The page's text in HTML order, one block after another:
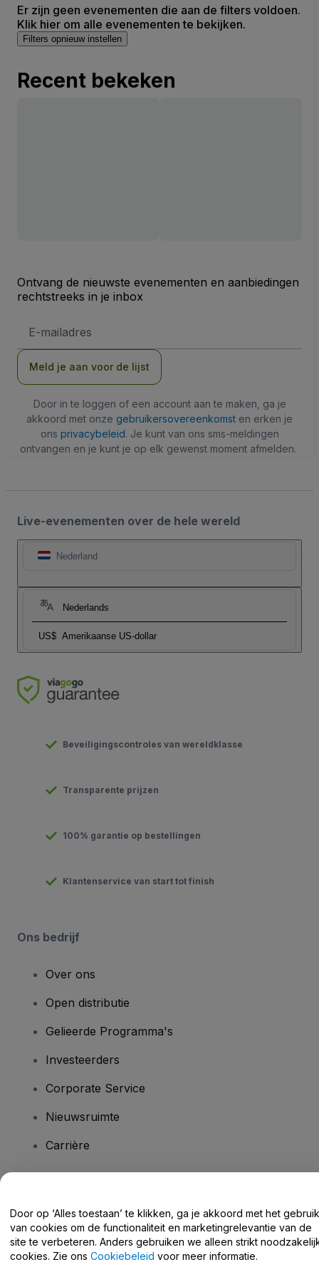
Er zijn geen evenementen die aan de filters voldoen.
Klik hier om alle evenementen te bekijken.
Filters opnieuw instellen
Recent bekeken
Ontvang de nieuwste evenementen en aanbiedingen
rechtstreeks in je inbox
mailadres
Meld je aan voor de lijst
Door in te loggen of een account aan te maken, ga je
akkoord met onze gebruikersovereenkomst en erken je
ons privacybeleid. Je kunt van ons sms-meldingen
ontvangen en je kunt je op elk gewenst moment afmelden.
Live-evenementen over de hele wereld
Nederland
Nederlands
US$ Amerikaanse US-dollar
Beveiligingscontroles van wereldklasse
Transparente prijzen
100% garantie op bestellingen
Klantenservice van start tot finish
Ons bedrijf
Over ons
Open distributie
Gelieerde Programma's
Investeerders
Corporate Service
Nieuwsruimte
Carrière
Helpcentrum / Neem Contact Met Ons Op
Door op ‘Alles toestaan’ te klikken, ga je akkoord met het gebruik
van cookies om de functionaliteit en marketingrelevantie van de
site te verbeteren. Anders gebruiken we alleen strikt
cookies. Zie ons Cookiebeleid voor meer informatie.